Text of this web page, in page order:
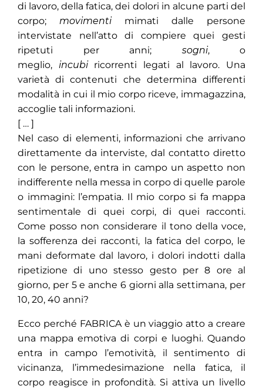
di lavoro, della fatica, dei dolori in alcune parti del
corpo; movimentimimati dalle persone
intervistate nell’atto di compiere quei gesti
ripetuti per anni; sogni, o
meglio, incubiricorrenti legati al lavoro. Una
varietà di contenuti che determina differenti
modalità in cui il mio corpo riceve, immagazzina,
accoglie tali informazioni.
[ … ]
Nel caso di elementi, informazioni che arrivano
direttamente da interviste, dal contatto diretto
con le persone, entra in campo un aspetto non
indifferente nella messa in corpo di quelle parole
o immagini: l’empatia. Il mio corpo si fa mappa
sentimentale di quei corpi, di quei racconti.
Come posso non considerare il tono della voce,
la sofferenza dei racconti, la fatica del corpo, le
mani deformate dal lavoro, i dolori indotti dalla
ripetizione di uno stesso gesto per 8 ore al
giorno, per 5 e anche 6 giorni alla settimana, per
10, 20, 40 anni?
Ecco perché FABRICA è un viaggio atto a creare
una mappa emotiva di corpi e luoghi. Quando
entra in campo l’emotività, il sentimento di
vicinanza, l’immedesimazione nella fatica, il
corpo reagisce in profondità. Si attiva un livello